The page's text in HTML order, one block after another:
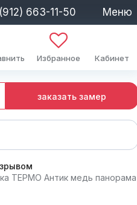
663-11-50 Меню
Избранное Кабинет
заказать замер
ТЕРМО Антик медь панорама